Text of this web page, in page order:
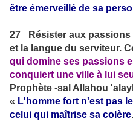
être émerveillé de sa
27_ Résister aux
et la langue du serviteur.
qui domine ses passions
conquiert une ville à lui
Prophète -sal Allahou
« L'homme fort n'est pas
celui qui maîtrise sa colère